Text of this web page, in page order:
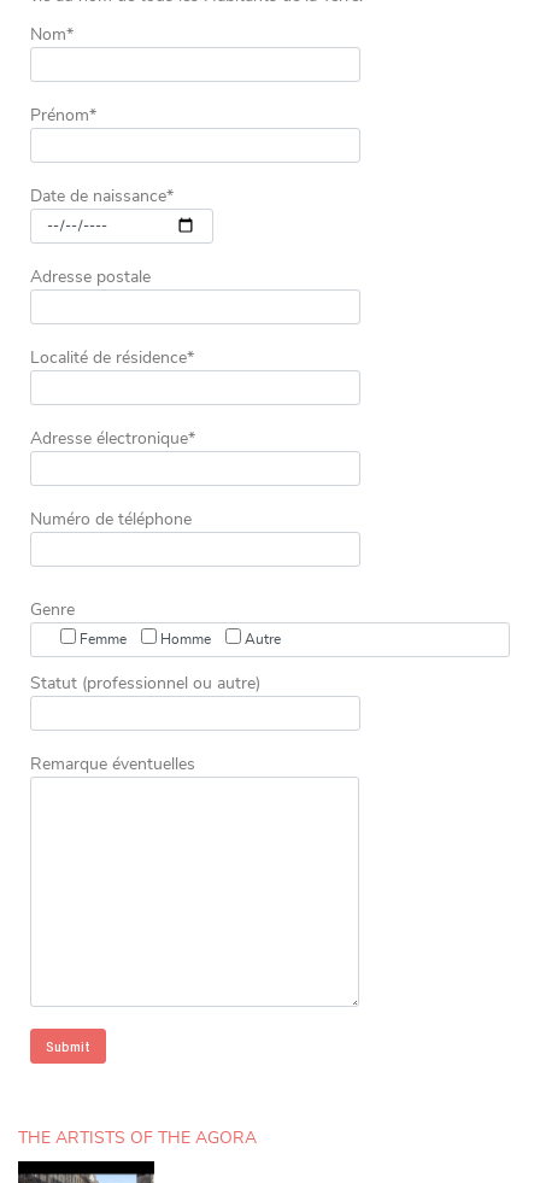
Nom*
Prénom*
Date de naissance*
Adresse postale
Localité de résidence*
Adresse électronique*
Numéro de téléphone
Genre
Femme Homme Autre
Statut (professionnel ou autre)
Remarque éventuelles
THE ARTISTS OF THE AGORA